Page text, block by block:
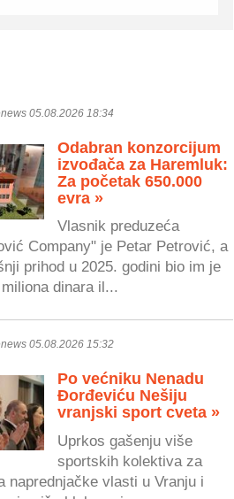
05.08.2026 18:34
Odabran konzorcijum
izvođača za Haremluk:
Za početak 650.000
evra »
Vlasnik preduzeća
Company" je Petar Petrović, a
prihod u 2025. godini bio im je
dinara il...
05.08.2026 15:32
Po većniku Nenadu
Đorđeviću Nešiju
vranjski sport cveta »
Uprkos gašenju više
sportskih kolektiva za
naprednjačke vlasti u Vranju i